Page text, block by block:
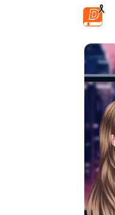
ข้ามไปยังเนื้อหาหลัก